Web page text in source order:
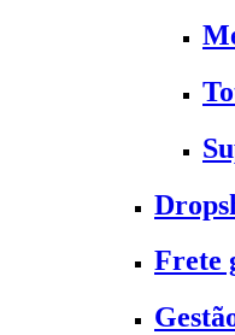
Frete